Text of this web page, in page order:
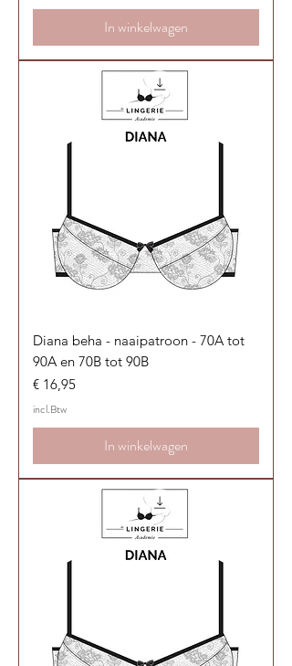
In winkelwagen
Diana beha - naaipatroon - 70A tot
90A en 70B tot 90B
Prijs
€ 16,95
incl.Btw
In winkelwagen